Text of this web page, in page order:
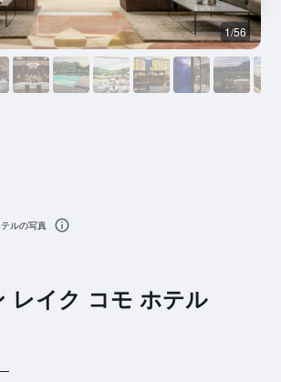
レイク コモ ホテル
1/56
ルの写真